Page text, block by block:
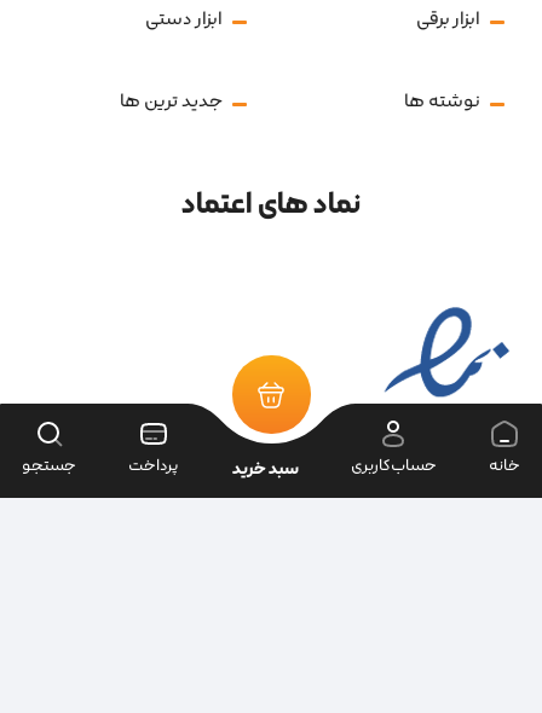
ابزار برقی ابزار دستی
نوشته ها جدید ترین ها
نماد های اعتماد
خانه حساب‌کاربری سبد خرید پرداخت جستجو